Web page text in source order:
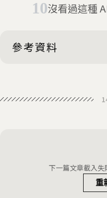
沒看過這種
參考資料
App for That
This AR
Anxiety
下一篇文章載入
重